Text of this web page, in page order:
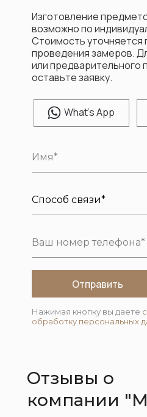
What's App
Изготовление
возможно по
Стоимость уточняется
проведения замеров.
или предварительного
оставьте заявку.
Отправить
Нажимая кнопку вы даете
обработку персональных
Отзывы о
компании